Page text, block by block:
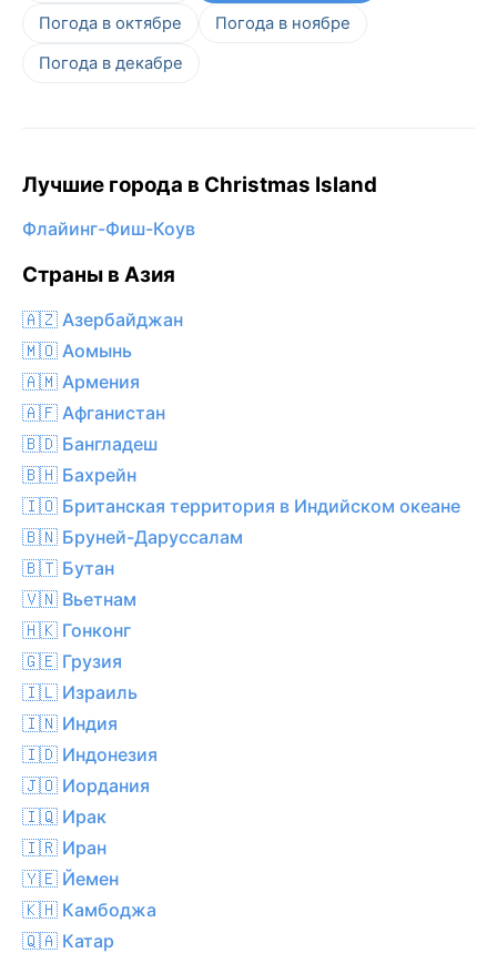
Погода в октябре
Погода в ноябре
Погода в декабре
Лучшие города в Christmas Island
Флайинг-Фиш-Коув
Страны в Азия
🇦🇿 Азербайджан
🇲🇴 Аомынь
🇦🇲 Армения
🇦🇫 Афганистан
🇧🇩 Бангладеш
🇧🇭 Бахрейн
🇮🇴 Британская территория в Индийском океане
🇧🇳 Бруней-Даруссалам
🇧🇹 Бутан
🇻🇳 Вьетнам
🇭🇰 Гонконг
🇬🇪 Грузия
🇮🇱 Израиль
🇮🇳 Индия
🇮🇩 Индонезия
🇯🇴 Иордания
🇮🇶 Ирак
🇮🇷 Иран
🇾🇪 Йемен
🇰🇭 Камбоджа
🇶🇦 Катар